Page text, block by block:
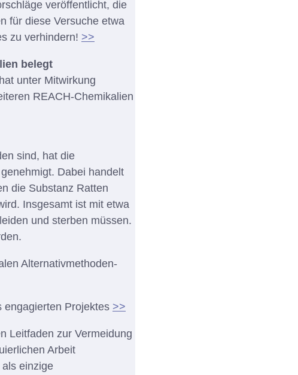
veröffentlicht, die
für diese Versuche etwa
zu verhindern! >>
belegt
unter Mitwirkung
REACH-Chemikalien
sind, hat die
Dabei handelt
die Substanz Ratten
Insgesamt ist mit etwa
und sterben müssen.
Alternativmethoden-
engagierten Projektes >>
Leitfaden zur Vermeidung
Arbeit
einzige